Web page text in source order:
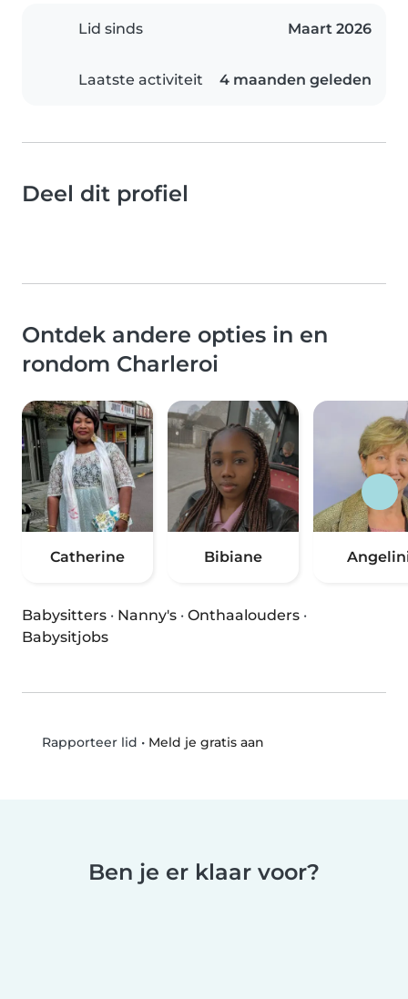
Lid sinds Maart 2026
Laatste activiteit 4 maanden geleden
Deel dit profiel
Ontdek andere opties in en
rondom Charleroi
Catherine Bibiane
Babysitters · Nanny's · Onthaalouders ·
Babysitjobs
Rapporteer lid • Meld je gratis aan
Ben je er klaar voor?